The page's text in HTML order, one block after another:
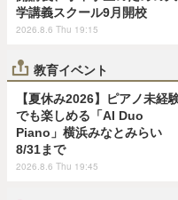
学講義スクール9月開校
2026.8.6 Thu 19:15
教育イベント
【夏休み2026】ピアノ未経
でも楽しめる「AI Duo
Piano」横浜みなとみらい
8/31まで
2026.8.6 Thu 19:45